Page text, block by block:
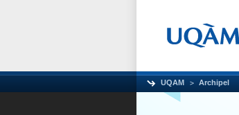
UQAM Archipel